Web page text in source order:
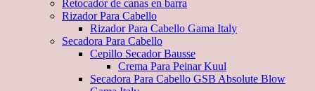
Retocador de canas en barra
Rizador Para Cabello
Rizador Para Cabello Gama Italy
Secadora Para Cabello
Cepillo Secador Bausse
Crema Para Peinar Kuul
Secadora Para Cabello GSB Absolute Blow